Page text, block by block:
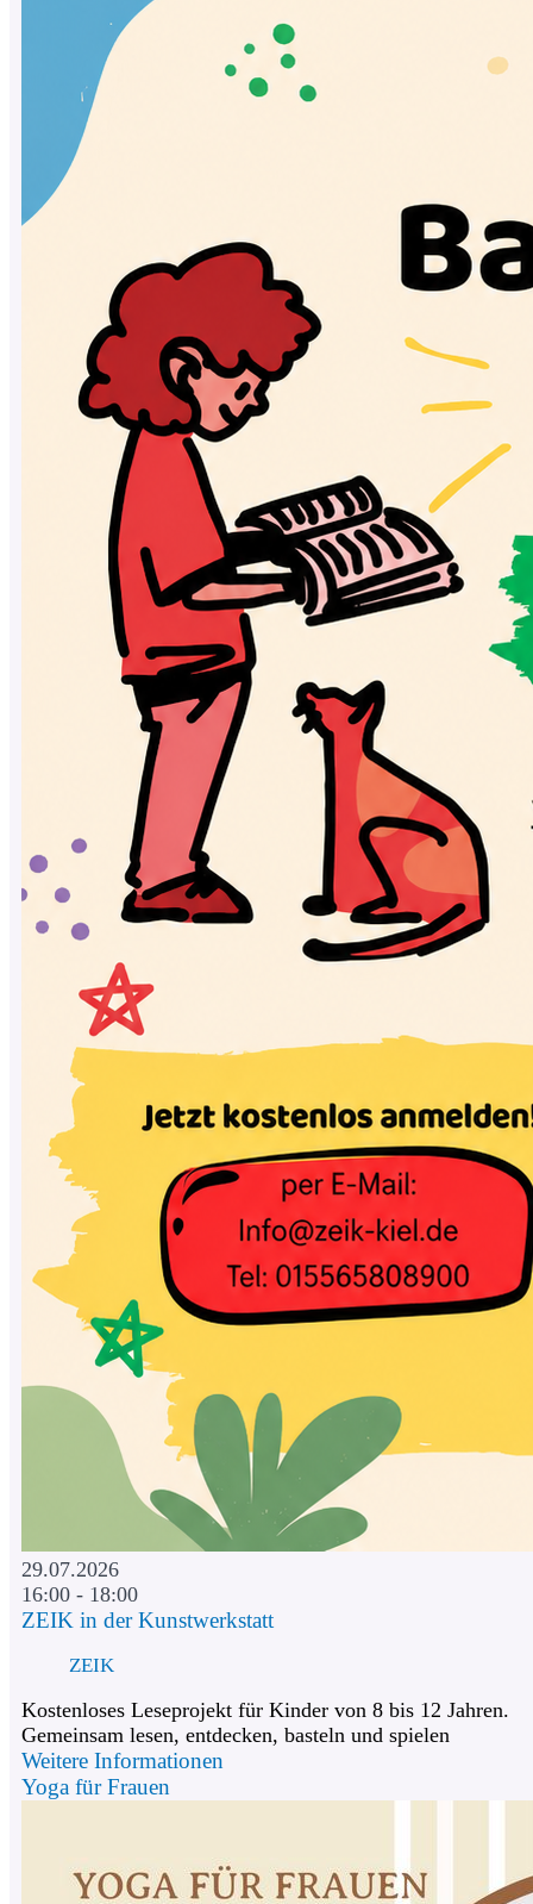
29.07.2026
16:00 - 18:00
ZEIK in der Kunstwerkstatt
ZEIK
Kostenloses Leseprojekt für Kinder von 8 bis 12 Jahren.
Gemeinsam lesen, entdecken, basteln und spielen
Weitere Informationen
Yoga für Frauen